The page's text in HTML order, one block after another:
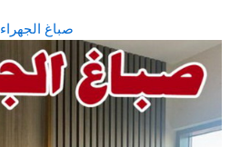
صباغ الجهراء